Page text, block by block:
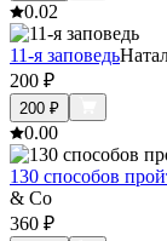
0.02
11-я заповедь
200 ₽
200 ₽
0.00
130 способов
& Co
360 ₽